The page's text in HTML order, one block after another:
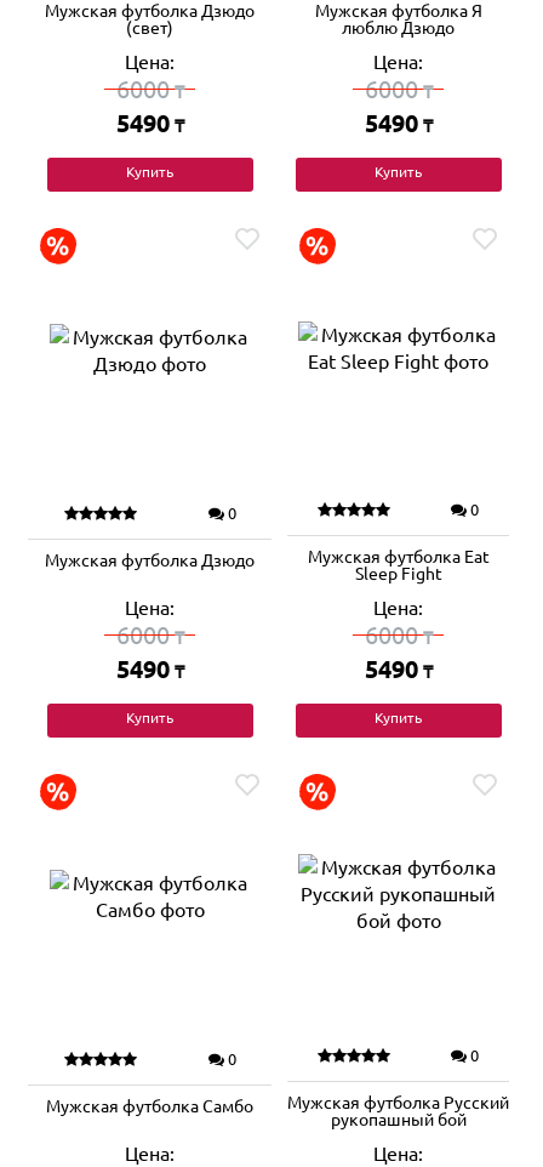
Мужская футболка Дзюдо
(свет)
Цена:
6000₸
5490 ₸
Купить
Мужская футболка Я
люблю Дзюдо
Цена:
6000₸
5490 ₸
Купить
0
Мужская футболка Дзюдо
Цена:
6000₸
5490 ₸
Купить
0
Мужская футболка Eat
Sleep Fight
Цена:
6000₸
5490 ₸
Купить
0
Мужская футболка Самбо
Цена:
0
Мужская футболка Русский
рукопашный бой
Цена: